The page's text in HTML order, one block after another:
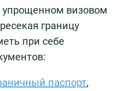
упрощенном визовом
границу
при себе
паспорт,